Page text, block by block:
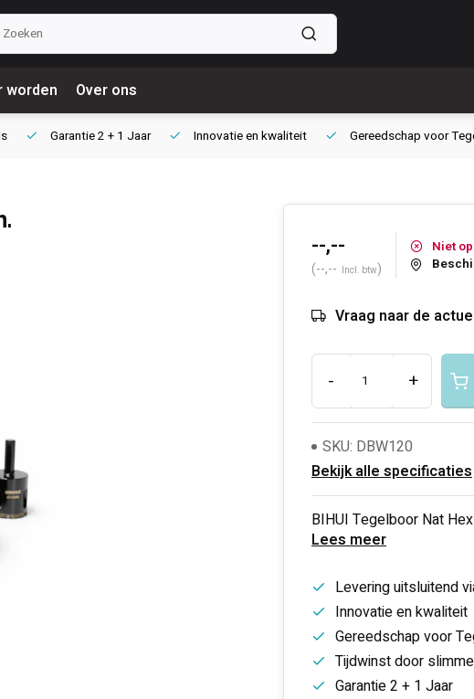
worden Over ons
Garantie2 + 1 Jaar Innovatieen kwaliteit Gereedschap voor
--,--
(--,-- Incl. btw)
Niet
Vraag naar de
- +
SKU: DBW120
Bekijk alle specificaties
BIHUI Tegelboor Nat
Lees meer
Levering uitsluitend
Innovatie en kwaliteit
Gereedschap voor
Tijdwinst door
Garantie 2 + 1 Jaar